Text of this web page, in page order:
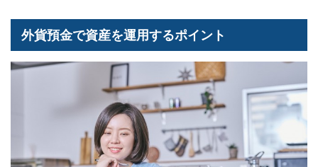
外貨預金で資産を運用するポイント